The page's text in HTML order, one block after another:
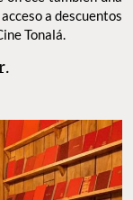
una reinvención
2012, pero en
más variado
independientes
y ejemplares
también una
a descuentos
Tonalá.